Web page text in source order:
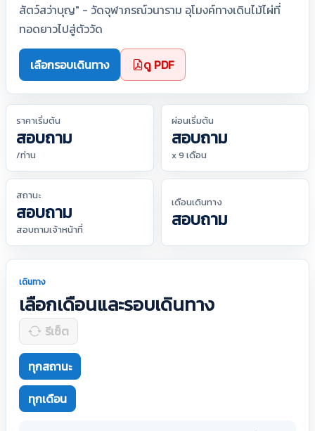
สัตว์สว่าบุญ" - วัดจุฬาภรณ์วนาราม อุโมงค์ทางเดินไม้ไผ่ที่
ทอดยาวไปสู่ตัววัด
เลือกรอบเดินทาง ดู PDF
ราคาเริ่มต้น
สอบถาม
/ท่าน
ผ่อนเริ่มต้น
สอบถาม
x 9 เดือน
สถานะ
สอบถาม
สอบถามเจ้าหน้าที่
เดือนเดินทาง
สอบถาม
เดินทาง
เลือกเดือนและรอบเดินทาง
รีเซ็ต
ทุกสถานะ
ทุกเดือน